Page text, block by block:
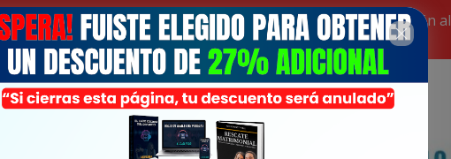
: 39
Los Bonos exclusivos desaparecerán al
terminar el conteo regresivo.